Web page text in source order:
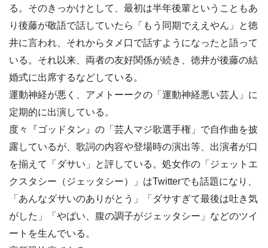
る。そのきっかけとして、最初は半年後輩ということもあ
り後藤が敬語で話していたら「もう同期でええやん」と徳
井に言われ、それからタメ口で話すようになったと語って
いる。それ以来、両者の友好関係が続き、徳井が後藤の結
婚式に出席するなどしている。
運動神経が悪く、アメトーークの「運動神経悪い芸人」に
定期的に出演している。
度々『ゴッドタン』の「芸人マジ歌選手権」で自作曲を披
露しているが、歌詞の内容や登場時の演出等、出演者が口
を揃えて「ダサい」と評している。処女作の「ジェットエ
クスタシー（ジェッタシー）」はTwitterでも話題になり、
「あんなダサいのありがとう」「ダサすぎて最後は吐き気
がした」「やばい、腹の調子がジェッタシー」などのツイ
ートを生んでいる。